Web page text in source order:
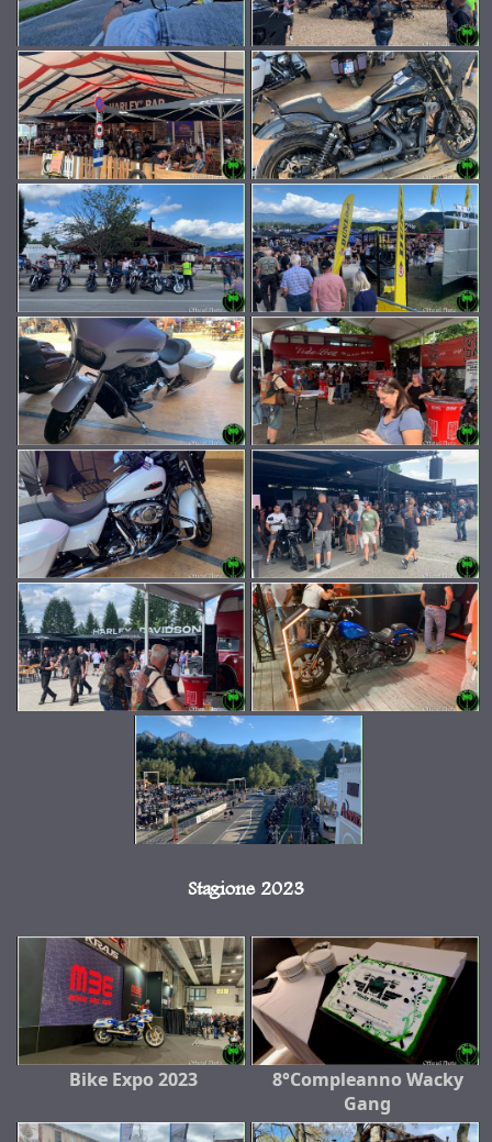
Stagione 2023
Bike Expo 2023
8°Compleanno Wacky
Gang